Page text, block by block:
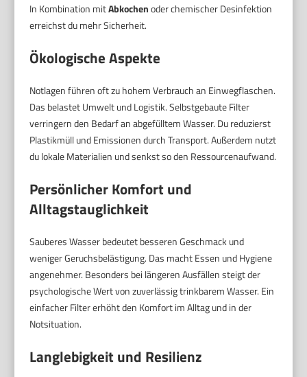
In Kombination mitAbkochenoder chemischer Desinfektion
erreichst du mehr Sicherheit.
Ökologische Aspekte
Notlagen führen oft zu hohem Verbrauch an Einwegflaschen.
Das belastet Umwelt und Logistik. Selbstgebaute Filter
verringern den Bedarf an abgefülltem Wasser. Du reduzierst
Plastikmüll und Emissionen durch Transport. Außerdem nutzt
du lokale Materialien und senkst so den Ressourcenaufwand.
Persönlicher Komfort und
Alltagstauglichkeit
Sauberes Wasser bedeutet besseren Geschmack und
weniger Geruchsbelästigung. Das macht Essen und Hygiene
angenehmer. Besonders bei längeren Ausfällen steigt der
psychologische Wert von zuverlässig trinkbarem Wasser. Ein
einfacher Filter erhöht den Komfort im Alltag und in der
Notsituation.
Langlebigkeit und Resilienz